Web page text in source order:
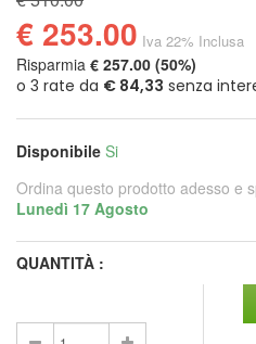
€ 253.00 Iva 22% Inclusa
Risparmia € 257.00 (50%)
Disponibile Si
Ordina questo prodotto adesso e
Lunedì 17 Agosto
QUANTITÀ :